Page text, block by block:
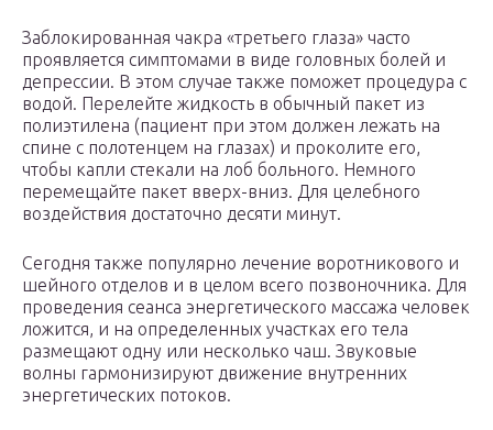
Заблокированная чакра «третьего глаза» часто
проявляется симптомами в виде головных болей и
депрессии. В этом случае также поможет процедура с
водой. Перелейте жидкость в обычный пакет из
полиэтилена (пациент при этом должен лежать на
спине с полотенцем на глазах) и проколите его,
чтобы капли стекали на лоб больного. Немного
перемещайте пакет вверх-вниз. Для целебного
воздействия достаточно десяти минут.
Сегодня также популярно лечение воротникового и
шейного отделов и в целом всего позвоночника. Для
проведения сеанса энергетического массажа человек
ложится, и на определенных участках его тела
размещают одну или несколько чаш. Звуковые
волны гармонизируют движение внутренних
энергетических потоков.